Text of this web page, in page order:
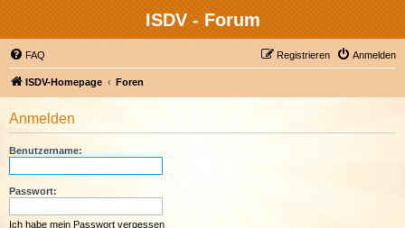
ISDV - Forum
FAQ Anmelden
Registrieren
ISDV-Homepage Foren
Anmelden
Benutzername:
Passwort:
Ich habe mein Passwort vergessen